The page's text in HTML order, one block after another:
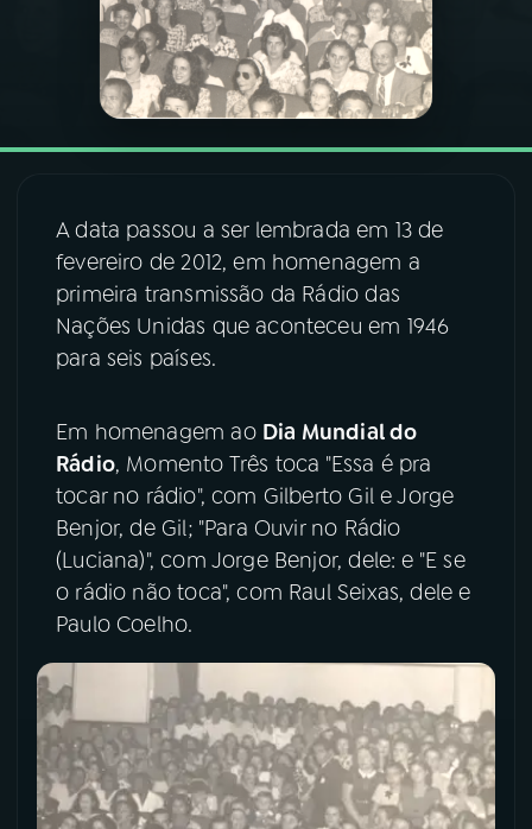
PODCASTS
VIDEOCASTS
08FESTIVAL DE MÚSICA
ACOMPANHE A RÁDIO NACIONAL
Instagram X
TikTok
A data passou a ser lembrada em 13 de
fevereiro de 2012, em homenagem a
primeira transmissão da Rádio das
Nações Unidas que aconteceu em 1946
para seis países.
Em homenagem ao Dia Mundial do
Rádio, Momento Três toca "Essa é pra
tocar no rádio", com Gilberto Gil e Jorge
Benjor, de Gil; "Para Ouvir no Rádio
(Luciana)", com Jorge Benjor, dele: e "E se
o rádio não toca", com Raul Seixas, dele e
Paulo Coelho.